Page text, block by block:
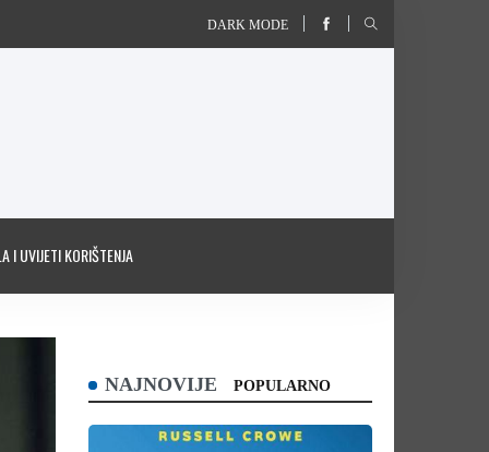
DARK MODE
I UVIJETI KORIŠTENJA
NAJNOVIJE POPULARNO